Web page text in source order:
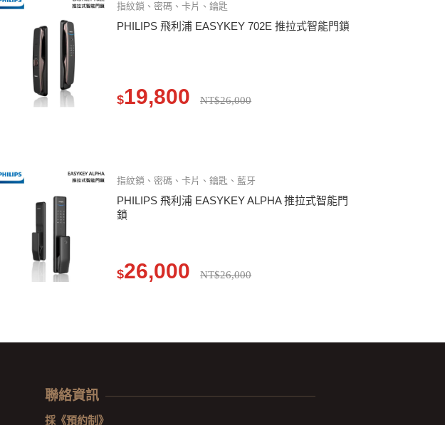
指紋鎖、密碼、卡片、鑰匙
PHILIPS 飛利浦 EASYKEY 702E 推拉式智能門鎖
$19,800 NT$26,000
指紋鎖、密碼、卡片、鑰匙、藍牙
PHILIPS 飛利浦 EASYKEY ALPHA 推拉式智能門
鎖
$26,000 NT$26,000
聯絡資訊
採《預約制》